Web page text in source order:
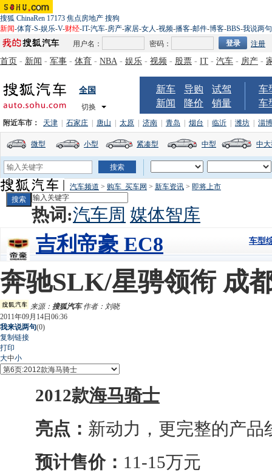
搜狐 ChinaRen 17173 焦点房地产 搜狗
新闻-体育-S-娱乐-V-财经-IT-汽车-房产-家居-女人-视频-播客-邮件-博客-BBS-我说两句
用户名：
密码： 注册
首页 - 新闻 - 军事 - 体育 - NBA - 娱乐 - 视频 - 股票 - IT - 汽车 - 房产 -
全国
切换
新车 导购
试驾
新闻
降价 销量
车
车
附近车市： 天津 石家庄 唐山 太原 济南 青岛 烟台 临沂 潍坊 淄博
微型 小型 紧凑型 中型 中
汽车频道 > 购车_买车网 > 新车资讯 > 即将上市
热词:汽车周 媒体智库
车型
吉利帝豪 EC8
奔驰SLK/星骋领衔 成
来源： 搜狐汽车作者：刘晓
2011年09月14日06:36
我来说两句(0)
复制链接
打印
大中小
2012款海马骑士
亮点： 新动力，更完整的产品
预计售价： 11-15万元